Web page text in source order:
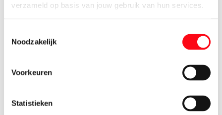
verzameld op basis van jouw gebruik van hun services.
Noodzakelijk
Voorkeuren
Statistieken